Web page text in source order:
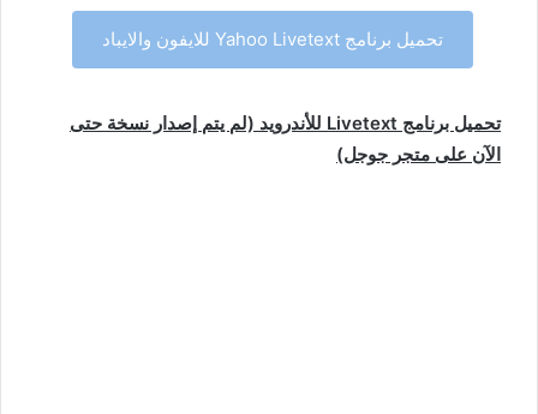
تحميل برنامج Yahoo Livetext للايفون والايباد
تحميل برنامج Livetext للأندرويد (لم يتم إصدار نسخة حتى
الآن على متجر جوجل)